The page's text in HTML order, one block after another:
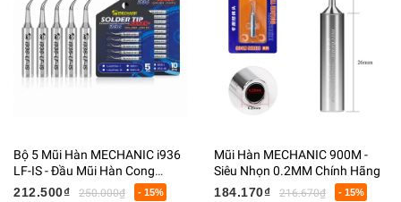
Bộ 5 Mũi Hàn MECHANIC i936
LF-IS - Đầu Mũi Hàn Cong
Chính Xác Cao - Phụ Kiện Trạm
212.500₫ 250.000₫ - 15%
Mũi Hàn MECHANIC 900M -
Siêu Nhọn 0.2MM Chính Hãng
184.170₫
216.670₫ - 15%